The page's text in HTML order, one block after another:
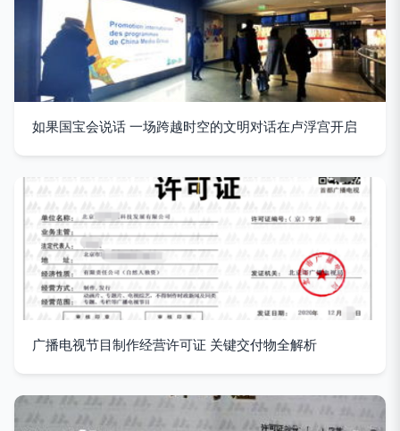
如果国宝会说话 一场跨越时空的文明对话在卢浮宫开启
广播电视节目制作经营许可证 关键交付物全解析